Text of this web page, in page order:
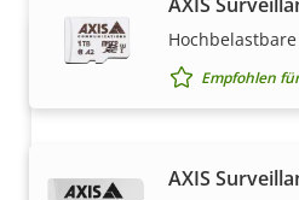
Empfohlen
AXIS